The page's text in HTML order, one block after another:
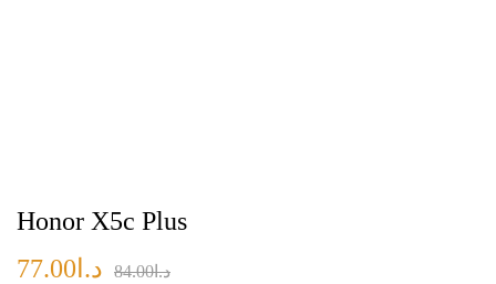
Honor X5c Plus
د.ا84.00 د.ا 77.00